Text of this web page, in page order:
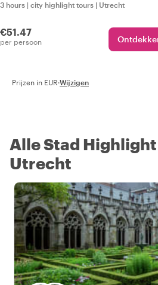
3 hours | city highlight tours | Utrecht
€51.47
per persoon
Prijzen in EUR·Wijzigen
Alle Stad
Utrecht